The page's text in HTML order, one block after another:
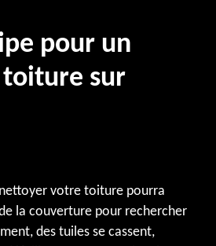
pour un
sur
nettoyer votre toiture pourra
la couverture pour rechercher
des tuiles se cassent,